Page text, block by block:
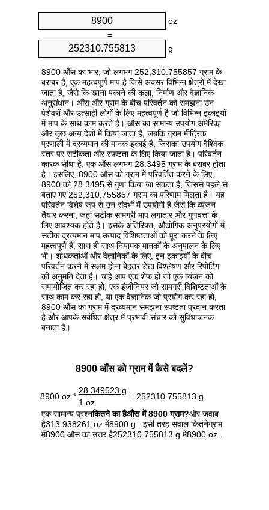
oz
=
g
8900 औंस का भार, जो लगभग 252,310.755857 ग्राम के
बराबर है, एक महत्वपूर्ण माप है जिसे अक्सर विभिन्न क्षेत्रों में देखा
जाता है, जैसे कि खाना पकाने की कला, निर्माण और वैज्ञानिक
अनुसंधान। औंस और ग्राम के बीच परिवर्तन को समझना उन
पेशेवरों और उत्साही लोगों के लिए महत्वपूर्ण है जो विभिन्न इकाइयों
में माप के साथ काम करते हैं। औंस का सामान्य उपयोग अमेरिका
और कुछ अन्य देशों में किया जाता है, जबकि ग्राम मीट्रिक
प्रणाली में द्रव्यमान की मानक इकाई है, जिसका उपयोग वैश्विक
स्तर पर सटीकता और स्पष्टता के लिए किया जाता है। परिवर्तन
कारक सीधा है: एक औंस लगभग 28.3495 ग्राम के बराबर होता
है। इसलिए, 8900 औंस को ग्राम में परिवर्तित करने के लिए,
8900 को 28.3495 से गुणा किया जा सकता है, जिससे पहले से
बताए गए 252,310.755857 ग्राम का परिणाम मिलता है। यह
परिवर्तन विशेष रूप से उन संदर्भों में उपयोगी है जैसे कि व्यंजन
तैयार करना, जहां सटीक सामग्री माप लगातार और गुणवत्ता के
लिए आवश्यक होते हैं। इसके अतिरिक्त, औद्योगिक अनुप्रयोगों में,
सटीक द्रव्यमान माप उत्पाद विशिष्टताओं को पूरा करने के लिए
महत्वपूर्ण हैं, साथ ही साथ नियामक मानकों के अनुपालन के लिए
भी। शोधकर्ताओं और वैज्ञानिकों के लिए, इन इकाइयों के बीच
परिवर्तन करने में सक्षम होना बेहतर डेटा विश्लेषण और रिपोर्टिंग
की अनुमति देता है। चाहे आप एक शेफ हों जो एक व्यंजन को
समायोजित कर रहा हो, एक इंजीनियर जो सामग्री विशिष्टताओं के
साथ काम कर रहा हो, या एक वैज्ञानिक जो प्रयोग कर रहा हो,
8900 औंस का ग्राम में द्रव्यमान समझना स्पष्टता प्रदान करता
है और आपके संबंधित क्षेत्र में प्रभावी संचार को सुविधाजनक
बनाता है।
8900 औंस को ग्राम में कैसे बदलें?
8900 oz *
28.349523 g
= 252310.755813 g
1 oz
एक सामान्य प्रश्नकितने का हैऔंस में 8900 ग्राम?और जवाब
है313.938261 oz में8900 g . इसी तरह सवाल कितनेग्राम
में8900 औंस का उत्तर है252310.755813 g में8900 oz .